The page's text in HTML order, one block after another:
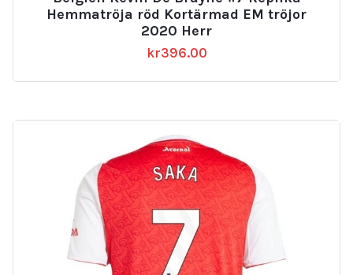
Hemmatröja röd Kortärmad EM tröjor
2020 Herr
kr396.00